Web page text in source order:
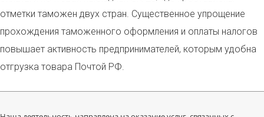
отметки таможен двух стран. Существенное упрощение
прохождения таможенного оформления и оплаты налогов
повышает активность предпринимателей, которым удобна
отгрузка товара Почтой РФ.